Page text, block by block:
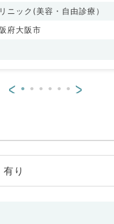
外科、皮膚科、一般内科、循環
内分泌・代謝内科、外科系全
一般外科、消化器外科、美容
ニック(美容・自由診療）
府大阪市
< >
有り